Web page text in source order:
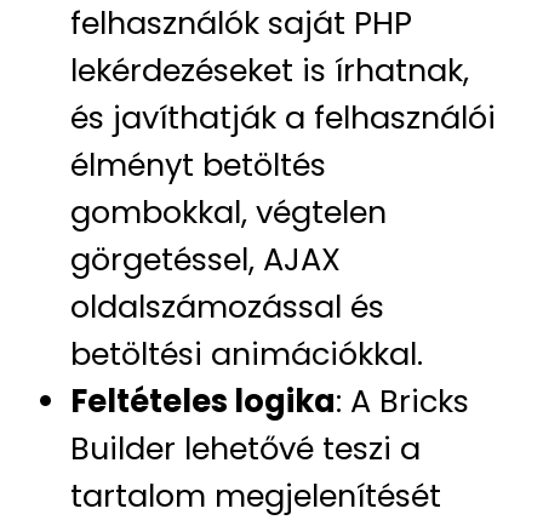
felhasználók saját PHP
lekérdezéseket is írhatnak,
és javíthatják a felhasználói
élményt betöltés
gombokkal, végtelen
görgetéssel, AJAX
oldalszámozással és
betöltési animációkkal.
Feltételes logika: A Bricks
Builder lehetővé teszi a
tartalom megjelenítését